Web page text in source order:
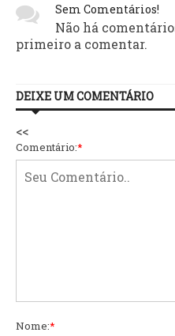
Sem Comentários!
Não há
primeiro a comentar.
DEIXE UM COMENTÁRIO
<<
Comentário:*
Nome:*